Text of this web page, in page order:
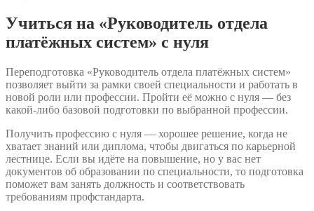
Учиться на «Руководитель отдела
платёжных систем» с нуля
Переподготовка «Руководитель отдела платёжных систем»
позволяет выйти за рамки своей специальности и работать в
новой роли или профессии. Пройти её можно с нуля — без
какой-либо базовой подготовки по выбранной профессии.
Получить профессию с нуля — хорошее решение, когда не
хватает знаний или диплома, чтобы двигаться по карьерной
лестнице. Если вы идёте на повышение, но у вас нет
документов об образовании по специальности, то подготовка
поможет вам занять должность и соответствовать
требованиям профстандарта.